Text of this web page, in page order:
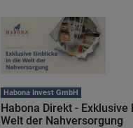
Habona Invest GmbH
Habona Direkt - Exklusive
Welt der Nahversorgung